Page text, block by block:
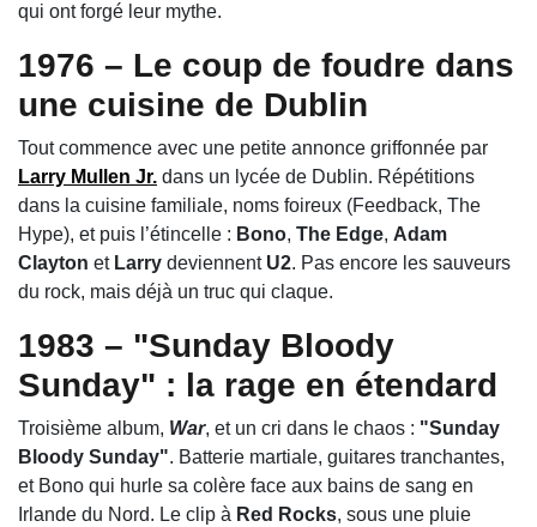
qui ont forgé leur mythe.
1976 – Le coup de foudre dans
une cuisine de Dublin
Tout commence avec une petite annonce griffonnée par
Larry Mullen Jr. dans un lycée de Dublin. Répétitions
dans la cuisine familiale, noms foireux (Feedback, The
Hype), et puis l’étincelle : Bono, The Edge, Adam
Clayton et Larry deviennent U2. Pas encore les sauveurs
du rock, mais déjà un truc qui claque.
1983 – "Sunday Bloody
Sunday" : la rage en étendard
Troisième album, War, et un cri dans le chaos : "Sunday
Bloody Sunday". Batterie martiale, guitares tranchantes,
et Bono qui hurle sa colère face aux bains de sang en
Irlande du Nord. Le clip à Red Rocks, sous une pluie